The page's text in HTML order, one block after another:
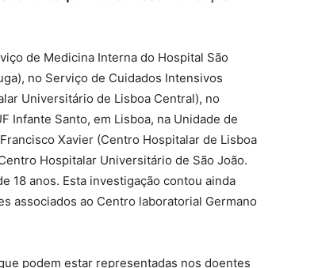
de Medicina Interna do Hospital São
no Serviço de Cuidados Intensivos
Universitário de Lisboa Central), no
Infante Santo, em Lisboa, na Unidade de
Xavier (Centro Hospitalar de Lisboa
Hospitalar Universitário de São João.
18 anos. Esta investigação contou ainda
associados ao Centro laboratorial Germano
podem estar representadas nos doentes